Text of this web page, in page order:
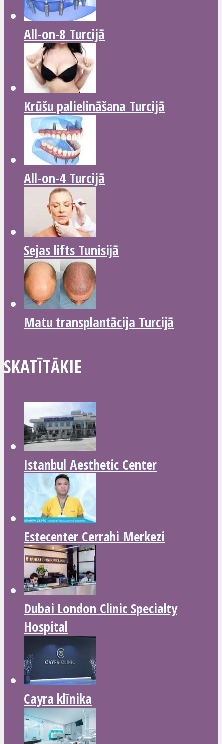
All-on-8 Turcijā
Krūšu palielināšana Turcijā
All-on-4 Turcijā
Sejas lifts Tunisijā
Matu transplantācija Turcijā
SKATĪTĀKIE
Istanbul Aesthetic Center
Estecenter Cerrahi Merkezi
Dubai London Clinic Specialty
Hospital
Cayra klīnika